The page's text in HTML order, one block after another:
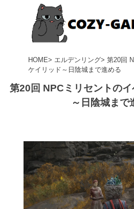
HOME エルデンリング
第20回
ケイリッド～日陰城まで進める
第20回 NPCミリセントの
～日陰城まで